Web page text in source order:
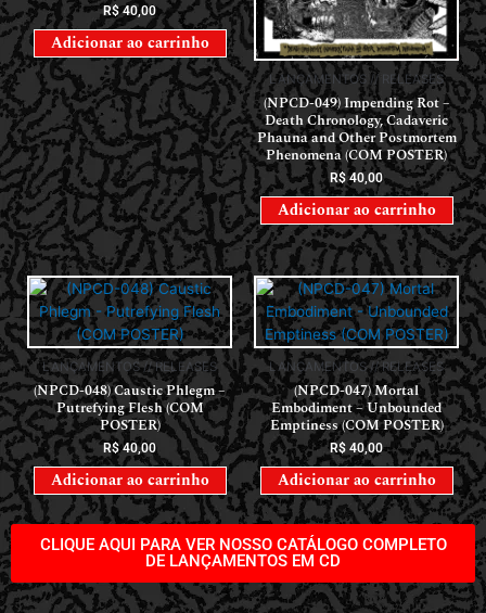
R$40,00
Adicionar ao carrinho
LANÇAMENTOS // RELEASES
(NPCD-049) Impending Rot –
Death Chronology, Cadaveric
Phauna and Other Postmortem
Phenomena (COM POSTER)
R$40,00
Adicionar ao carrinho
LANÇAMENTOS // RELEASES
(NPCD-048) Caustic Phlegm –
Putrefying Flesh (COM
POSTER)
R$40,00
Adicionar ao carrinho
LANÇAMENTOS // RELEASES
(NPCD-047) Mortal
Embodiment – Unbounded
Emptiness (COM POSTER)
R$ 40,00
Adicionar ao carrinho
CLIQUE AQUI PARA VER NOSSO CATÁLOGO COMPLETO
DE LANÇAMENTOS EM CD